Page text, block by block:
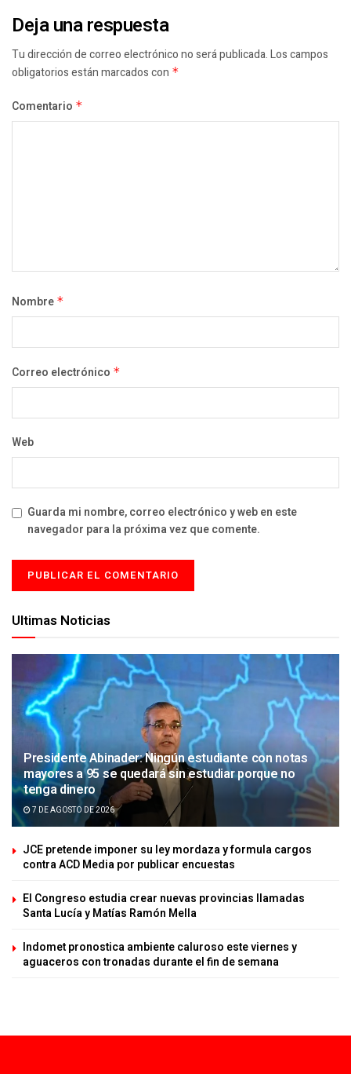
Deja una respuesta
Tu dirección de correo electrónico no será publicada.Los campos
obligatorios están marcados con *
Comentario *
Nombre *
Correo electrónico *
Web
Guarda mi nombre, correo electrónico y web en este
navegador para la próxima vez que comente.
Ultimas Noticias
Presidente Abinader: Ningún estudiante con notas
mayores a 95 se quedará sin estudiar porque no
tenga dinero
7 DE AGOSTO DE 2026
JCE pretende imponer su ley mordaza y formula cargos
contra ACD Media por publicar encuestas
El Congreso estudia crear nuevas provincias llamadas
Santa Lucía y Matías Ramón Mella
Indomet pronostica ambiente caluroso este viernes y
aguaceros con tronadas durante el fin de semana